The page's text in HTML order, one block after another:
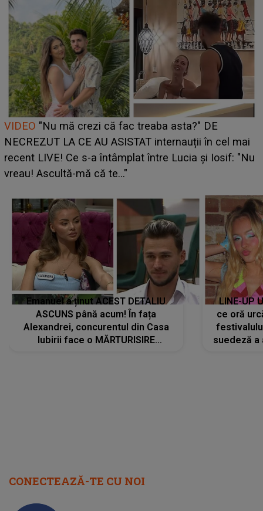
Cine este Bianca, tânăra clujeancă luată pe scenă la
UNTOLD ONE de Zara Larsson? Aceasta a dezvăluit
ce i-a spus artista suedeză în culise: „Nu am fost
pregătită...”
Emanuel a ținut ACEST DETALIU
ASCUNS până acum! În fața
Alexandrei, concurentul din Casa
Iubirii face o MĂRTURISIRE
LINE-UP
ce oră
suedeză a
CONECTEAZĂ-TE CU NOI